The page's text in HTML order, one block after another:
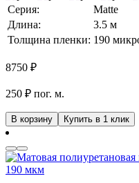
Серия:
Matte
Длина:
3.5 м
Толщина пленки: 190
8750 ₽
250 ₽ пог. м.
В корзину Купить в 1 клик